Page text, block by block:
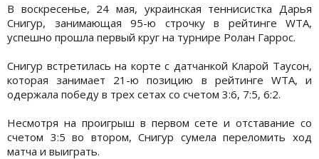
В воскресенье, 24 мая, украинская теннисистка Дарья
Снигур, занимающая 95-ю строчку в рейтинге WTA,
успешно прошла первый круг на турнире Ролан Гаррос.
Снигур встретилась на корте с датчанкой Кларой Таусон,
которая занимает 21-ю позицию в рейтинге WTA, и
одержала победу в трех сетах со счетом 3:6, 7:5, 6:2.
Несмотря на проигрыш в первом сете и отставание со
счетом 3:5 во втором, Снигур сумела переломить ход
матча и выиграть.